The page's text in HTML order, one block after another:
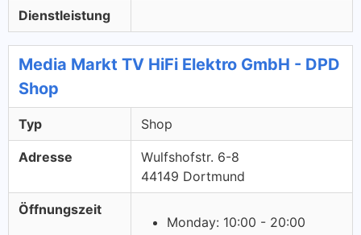
Dienstleistung
Media Markt TV HiFi Elektro GmbH - DPD
Shop
Typ Shop
Adresse
Wulfshofstr. 6-8
44149 Dortmund
Öffnungszeit
Monday: 10:00 - 20:00